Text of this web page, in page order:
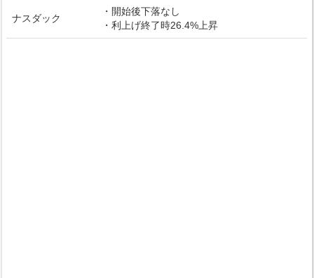
ナスダック
・開始後下落なし
・利上げ終了時26.4%上昇